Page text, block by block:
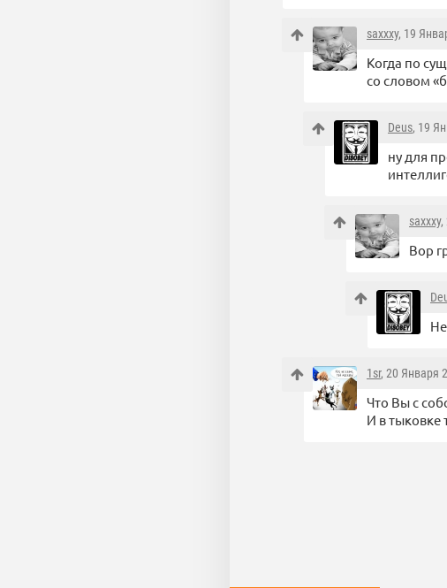
saxxxy, 19
Когда по
со словом
Deus, 19
ну для
saxxxy,
Вор
1sr, 20 Января
Что Вы с
И в тыковке